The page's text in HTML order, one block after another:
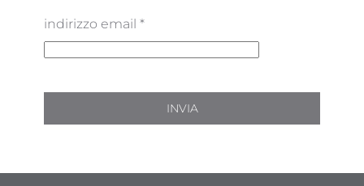
indirizzo email *
INVIA